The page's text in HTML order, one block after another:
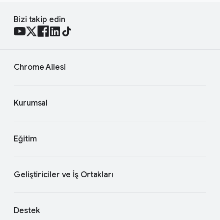
Bizi takip edin
Chrome Ailesi
Kurumsal
Eğitim
Geliştiriciler ve İş Ortakları
Destek